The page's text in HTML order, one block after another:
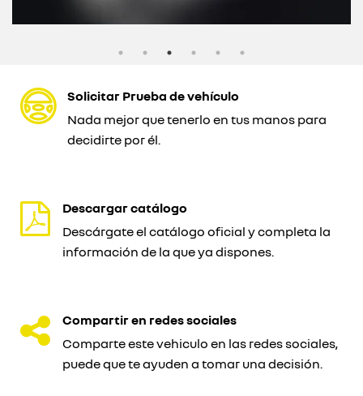
Solicitar Prueba de vehículo
Nada mejor que tenerlo en tus manos para
decidirte por él.
Descargar catálogo
Descárgate el catálogo oficial y completa la
información de la que ya dispones.
Compartir en redes sociales
Comparte este vehiculo en las redes sociales,
puede que te ayuden a tomar una decisión.